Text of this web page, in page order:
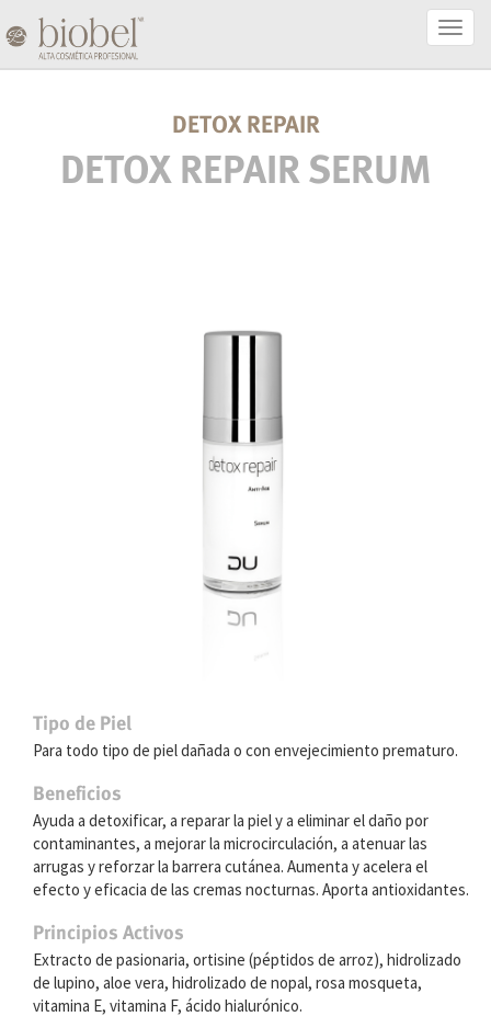
DETOX REPAIR
DETOX REPAIR SERUM
Tipo de Piel
Para todo tipo de piel dañada o con envejecimiento prematuro.
Beneficios
Ayuda a detoxificar, a reparar la piel y a eliminar el daño por
contaminantes, a mejorar la microcirculación, a atenuar las
arrugas y reforzar la barrera cutánea. Aumenta y acelera el
efecto y eficacia de las cremas nocturnas. Aporta antioxidantes.
Principios Activos
Extracto de pasionaria, ortisine (péptidos de arroz), hidrolizado
de lupino, aloe vera, hidrolizado de nopal, rosa mosqueta,
vitamina E, vitamina F, ácido hialurónico.